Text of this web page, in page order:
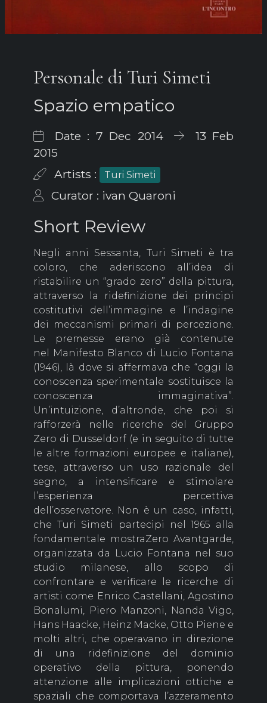
Personale di Turi Simeti
Spazio empatico
Date : 7 Dec 2014
13 Feb
2015
Artists :
Turi Simeti
Curator : ivan Quaroni
Short Review
Negli anni Sessanta, Turi Simeti è tra
coloro, che aderiscono all’idea di
ristabilire un “grado zero” della pittura,
attraverso la ridefinizione dei principi
costitutivi dell’immagine e l’indagine
dei meccanismi primari di percezione.
Le premesse erano già contenute
nel Manifesto Blanco di Lucio Fontana
(1946), là dove si affermava che “oggi la
conoscenza sperimentale sostituisce la
conoscenza immaginativa”.
Un’intuizione, d’altronde, che poi si
rafforzerà nelle ricerche del Gruppo
Zero di Dusseldorf (e in seguito di tutte
le altre formazioni europee e italiane),
tese, attraverso un uso razionale del
segno, a intensificare e stimolare
l’esperienza percettiva
dell’osservatore. Non è un caso, infatti,
che Turi Simeti partecipi nel 1965 alla
fondamentale mostraZero Avantgarde,
organizzata da Lucio Fontana nel suo
studio milanese, allo scopo di
confrontare e verificare le ricerche di
artisti come Enrico Castellani, Agostino
Bonalumi, Piero Manzoni, Nanda Vigo,
Hans Haacke, Heinz Macke, Otto Piene e
molti altri, che operavano in direzione
di una ridefinizione del dominio
operativo della pittura, ponendo
attenzione alle implicazioni ottiche e
spaziali che comportava l’azzeramento